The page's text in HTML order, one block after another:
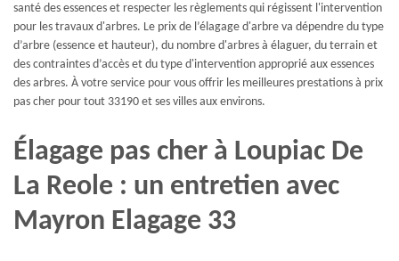
santé des essences et respecter les règlements qui régissent l'intervention
pour les travaux d'arbres. Le prix de l’élagage d'arbre va dépendre du type
d’arbre (essence et hauteur), du nombre d'arbres à élaguer, du terrain et
des contraintes d’accès et du type d'intervention approprié aux essences
des arbres. À votre service pour vous offrir les meilleures prestations à prix
pas cher pour tout 33190 et ses villes aux environs.
Élagage pas cher à Loupiac De
La Reole : un entretien avec
Mayron Elagage 33